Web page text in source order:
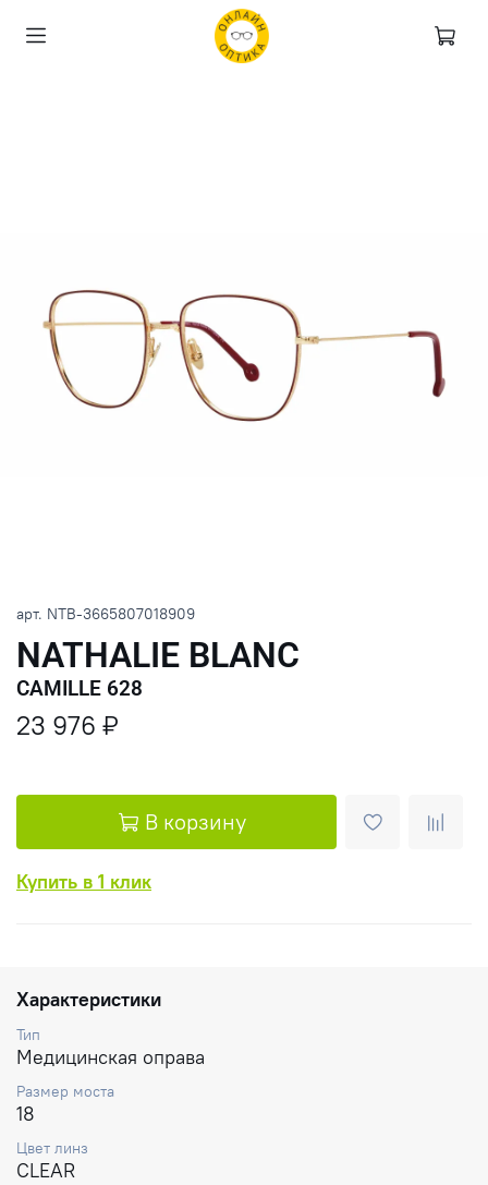
арт. NTB-3665807018909
NATHALIE BLANC
CAMILLE 628
23 976 ₽
В корзину
Купить в 1 клик
Характеристики
Тип
Медицинская оправа
Размер моста
18
Цвет линз
CLEAR